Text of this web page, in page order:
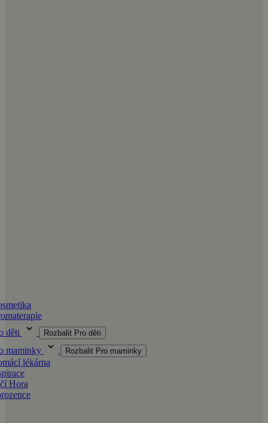
děti
Rozbalit Pro děti
maminky Rozbalit Pro maminky
lékárna
Hora